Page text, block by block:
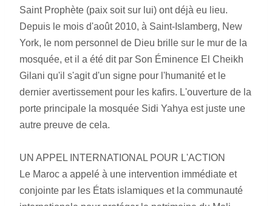
Saint Prophète (paix soit sur lui) ont déjà eu lieu.
Depuis le mois d'août 2010, à Saint-Islamberg, New
York, le nom personnel de Dieu brille sur le mur de la
mosquée, et il a été dit par Son Éminence El Cheikh
Gilani qu'il s'agit d'un signe pour l'humanité et le
dernier avertissement pour les kafirs. L'ouverture de la
porte principale la mosquée Sidi Yahya est juste une
autre preuve de cela.
UN APPEL INTERNATIONAL POUR L'ACTION
Le Maroc a appelé à une intervention immédiate et
conjointe par les États islamiques et la communauté